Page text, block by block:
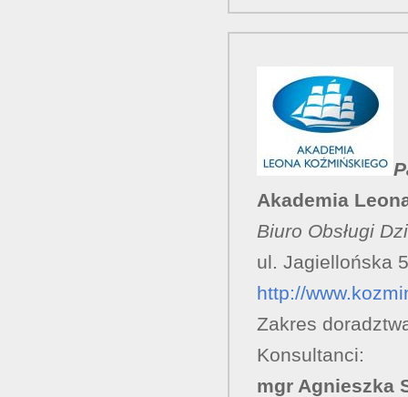
Akademia
Biuro Obsługi
ul. Jagiellońska
http://
Zakres
Konsultanci:
mgr Agnieszka